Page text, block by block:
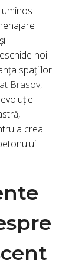
noi
spațiilor
Brasov,
a crea